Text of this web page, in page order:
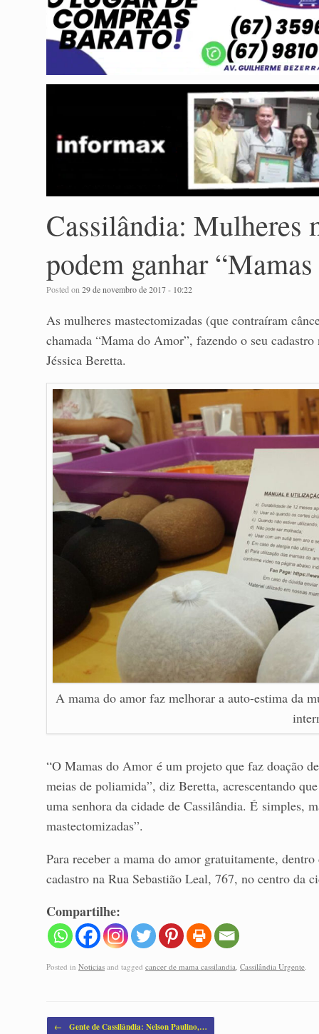
Cassilândia: Mulheres
podem ganhar
Posted on29 de novembro de 2017 - 10:22
As mulheres mastectomizadas (que contraíram
chamada “Mama do Amor”, fazendo o seu
Jéssica Beretta.
A mama do amor faz melhorar a auto-estima da
“O Mamas do Amor é um projeto que faz doação
meias de poliamida”, diz Beretta, acrescentando
uma senhora da cidade de Cassilândia. É simples,
mastectomizadas”.
Para receber a mama do amor gratuitamente,
cadastro na Rua Sebastião Leal, 767, no centro da
Compartilhe:
Posted in Noticias and tagged cancer de mama cassilandia, Cassilândia Urgente.
Post navigation
← Gente de Cassilândia: Nelson Paulino,…